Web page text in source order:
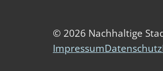
© 2026 Nachhaltige
ImpressumDatenschutz